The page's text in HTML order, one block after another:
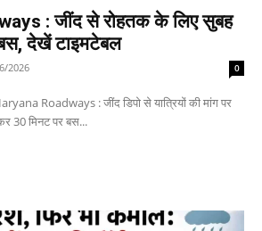
: जींद से रोहतक के लिए सुबह
देखें टाइमटेबल
2026 0
Roadways : जींद डिपो से यात्रियों की मांग पर
30 मिनट पर बस...